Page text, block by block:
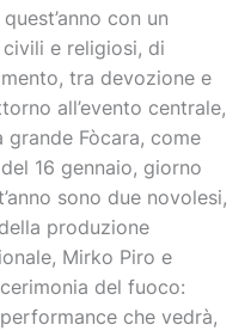
con un
e religiosi, di
tra devozione e
all’evento centrale,
grande Fòcara, come
16 gennaio, giorno
sono due novolesi,
produzione
Mirko Piro e
del fuoco:
che vedrà,